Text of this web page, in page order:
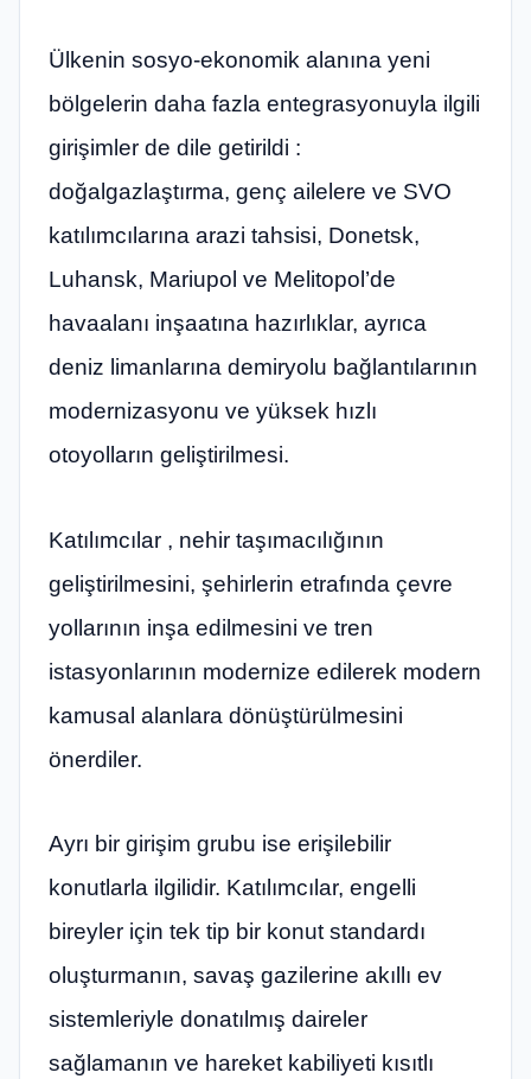
Ülkenin sosyo-ekonomik alanına yeni
bölgelerin daha fazla entegrasyonuyla ilgili
girişimler de dile getirildi :
doğalgazlaştırma, genç ailelere ve SVO
katılımcılarına arazi tahsisi, Donetsk,
Luhansk, Mariupol ve Melitopol’de
havaalanı inşaatına hazırlıklar, ayrıca
deniz limanlarına demiryolu bağlantılarının
modernizasyonu ve yüksek hızlı
otoyolların geliştirilmesi.
Katılımcılar , nehir taşımacılığının
geliştirilmesini, şehirlerin etrafında çevre
yollarının inşa edilmesini ve tren
istasyonlarının modernize edilerek modern
kamusal alanlara dönüştürülmesini
önerdiler.
Ayrı bir girişim grubu ise erişilebilir
konutlarla ilgilidir. Katılımcılar, engelli
bireyler için tek tip bir konut standardı
oluşturmanın, savaş gazilerine akıllı ev
sistemleriyle donatılmış daireler
sağlamanın ve hareket kabiliyeti kısıtlı